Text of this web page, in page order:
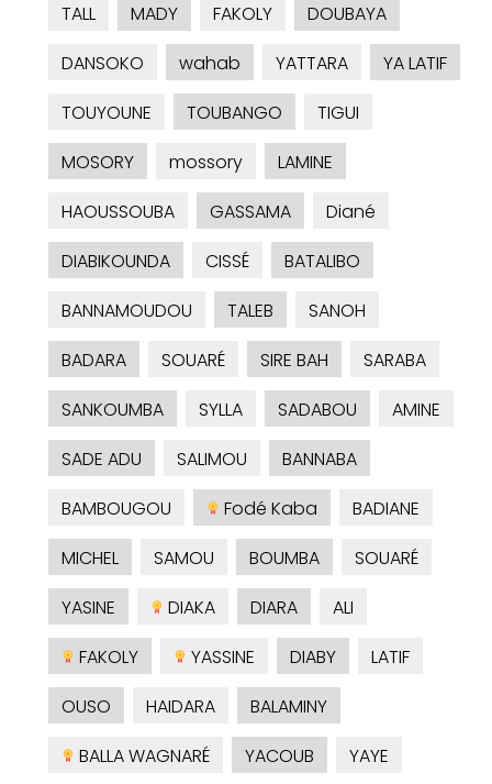
TALL
MADY FAKOLY
DOUBAYA
DANSOKO
wahab YATTARA
YA LATIF
TOUYOUNE
TOUBANGO
TIGUI
MOSORY
mossory
LAMINE
HAOUSSOUBA
GASSAMA
Diané
DIABIKOUNDA
CISSÉ
BATALIBO
BANNAMOUDOU
TALEB
SANOH
BADARA
SOUARÉ SIRE BAH
SARABA
SANKOUMBA
SYLLA SADABOU
AMINE
SADE ADU
SALIMOU
BANNABA
BAMBOUGOU
Fodé Kaba
BADIANE
MICHEL
SAMOU BOUMBA
SOUARÉ
YASINE
DIAKA DIARA
ALI
FAKOLY
YASSINE DIABY
LATIF
OUSO
HAIDARA
BALAMINY
BALLA WAGNARÉ
YACOUB
YAYE